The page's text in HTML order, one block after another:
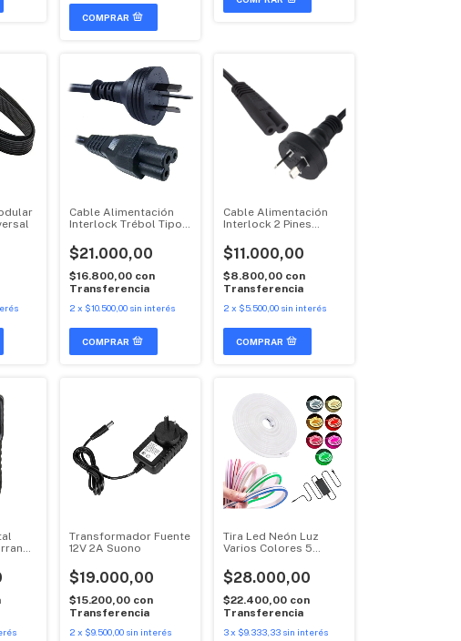
Cable Alimentación
Interlock Trébol Tipo
$21.000,00
$16.800,00 con
Transferencia
2 x $10.500,00 sin interés
Cable Alimentación
Interlock 2 Pines
$11.000,00
$8.800,00 con
Transferencia
2 x $5.500,00 sin interés
Transformador Fuente
12V 2A Suono
$19.000,00
$15.200,00 con
Transferencia
2 x $9.500,00 sin interés
Tira Led Neón Luz
Varios Colores 5
$28.000,00
$22.400,00 con
Transferencia
3x $9.333,33 sin interés